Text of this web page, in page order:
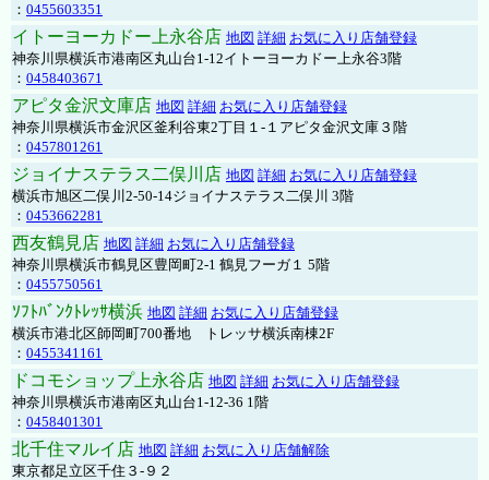
： 0455603351
イトーヨーカドー上永谷店 地図 詳細 お気に入り店舗登録
神奈川県横浜市港南区丸山台1-12イトーヨーカドー上永谷3階
： 0458403671
アピタ金沢文庫店 地図 詳細 お気に入り店舗登録
神奈川県横浜市金沢区釜利谷東2丁目１-１アピタ金沢文庫３階
： 0457801261
ジョイナステラス二俣川店 地図 詳細 お気に入り店舗登録
横浜市旭区二俣川2-50-14ジョイナステラス二俣川 3階
： 0453662281
西友鶴見店 地図 詳細 お気に入り店舗登録
神奈川県横浜市鶴見区豊岡町2-1 鶴見フーガ１ 5階
： 0455750561
ｿﾌﾄﾊﾞﾝｸﾄﾚｯｻ横浜 地図 詳細 お気に入り店舗登録
横浜市港北区師岡町700番地 トレッサ横浜南棟2F
： 0455341161
ドコモショップ上永谷店 地図 詳細 お気に入り店舗登録
神奈川県横浜市港南区丸山台1-12-36 1階
： 0458401301
北千住マルイ店 地図 詳細 お気に入り店舗解除
東京都足立区千住３-９２